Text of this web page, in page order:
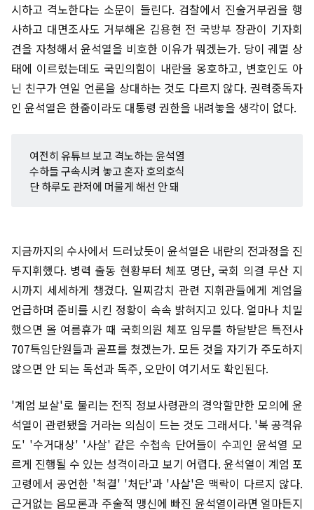
시하고 격노한다는 소문이 들린다. 검찰에서 진술거부권을 행
사하고 대면조사도 거부해온 김용현 전 국방부 장관이 기자회
견을 자청해서 윤석열을 비호한 이유가 뭐겠는가. 당이 궤멸 상
태에 이르렀는데도 국민의힘이 내란을 옹호하고, 변호인도 아
닌 친구가 연일 언론을 상대하는 것도 다르지 않다. 권력중독자
인 윤석열은 한줌이라도 대통령 권한을 내려놓을 생각이 없다.
여전히 유튜브 보고 격노하는 윤석열
수하들 구속시켜 놓고 혼자 호의호식
단 하루도 관저에 머물게 해선 안 돼
지금까지의 수사에서 드러났듯이 윤석열은 내란의 전과정을 진
두지휘했다. 병력 출동 현황부터 체포 명단, 국회 의결 무산 지
시까지 세세하게 챙겼다. 일찌감치 관련 지휘관들에게 계엄을
언급하며 준비를 시킨 정황이 속속 밝혀지고 있다. 얼마나 치밀
했으면 올 여름휴가 때 국회의원 체포 임무를 하달받은 특전사
707특임단원들과 골프를 쳤겠는가. 모든 것을 자기가 주도하지
않으면 안 되는 독선과 독주, 오만이 여기서도 확인된다.
'계엄 보살'로 불리는 전직 정보사령관의 경악할만한 모의에 윤
석열이 관련됐을 거라는 의심이 드는 것도 그래서다. '북 공격유
도' '수거대상' '사살' 같은 수첩속 단어들이 수괴인 윤석열 모
르게 진행될 수 있는 성격이라고 보기 어렵다. 윤석열이 계엄 포
고령에서 공언한 '척결' '처단'과 '사살'은 맥락이 다르지 않다.
근거없는 음모론과 주술적 맹신에 빠진 윤석열이라면 얼마든지